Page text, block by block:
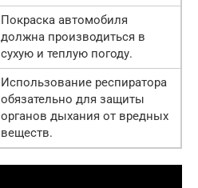
Покраска автомобиля
должна производиться в
сухую и теплую погоду.
Использование респиратора
обязательно для защиты
органов дыхания от вредных
веществ.